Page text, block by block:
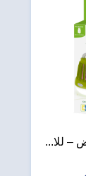
– للا...